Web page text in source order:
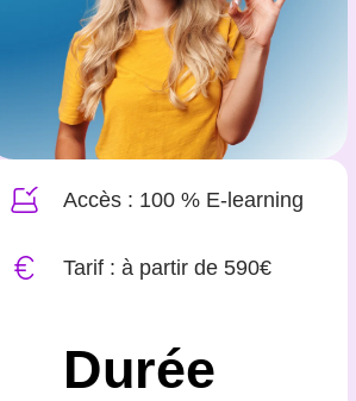
Accès : 100 % E-learning
Tarif : à partir de 590€
Durée